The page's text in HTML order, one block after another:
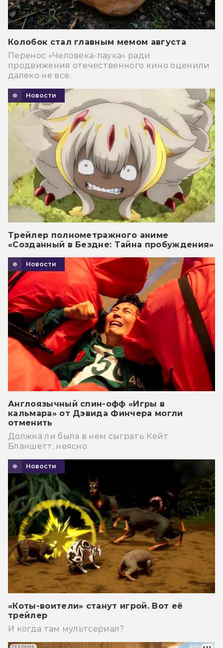
Колобок стал главным мемом августа
Перенос «Человека-паука» ради
продвижения отечественного кино оценили
далеко не все.
Новости
Трейлер полнометражного аниме
«Созданный в Бездне: Тайна пробуждения»
Новости
Англоязычный спин-офф «Игры в
кальмара» от Дэвида Финчера могли
отменить
Должна ли была в нем сыграть Кейт
Бланшетт, неясно.
Новости
«Коты-воители» станут игрой. Вот её
трейлер
И когда там мультсериал?
РЕКЛАМА